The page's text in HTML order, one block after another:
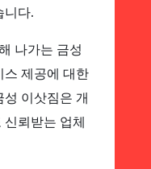
니다.
나가는 금성
스 제공에 대한
이삿짐은 개
뢰받는 업체